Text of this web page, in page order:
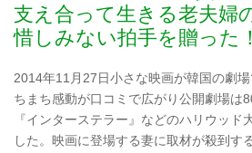
支え合って生きる老夫婦
惜しみない拍手を贈った！
2014年11月27日小さな映画が韓国の劇
ちまち感動が口コミで広がり公開劇場は
『インターステラー』などのハリウッド
した。映画に登場する妻に取材が殺到す